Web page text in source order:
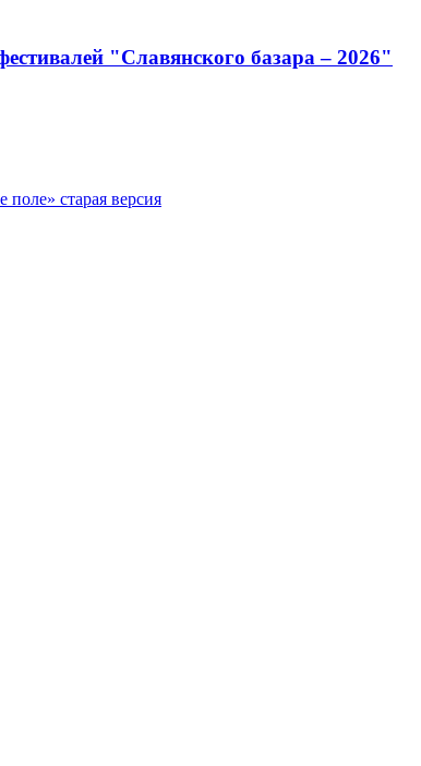
"Славянского базара – 2026"
поле» старая версия